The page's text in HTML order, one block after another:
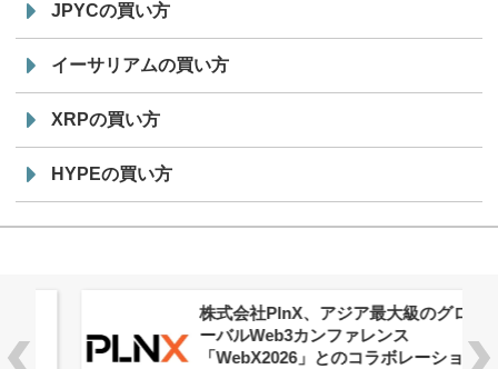
JPYCの買い方
イーサリアムの買い方
XRPの買い方
HYPEの買い方
株式会社PlnX、アジア最大級のグロ
ーバルWeb3カンファレンス
「WebX2026」とのコラボレーショ